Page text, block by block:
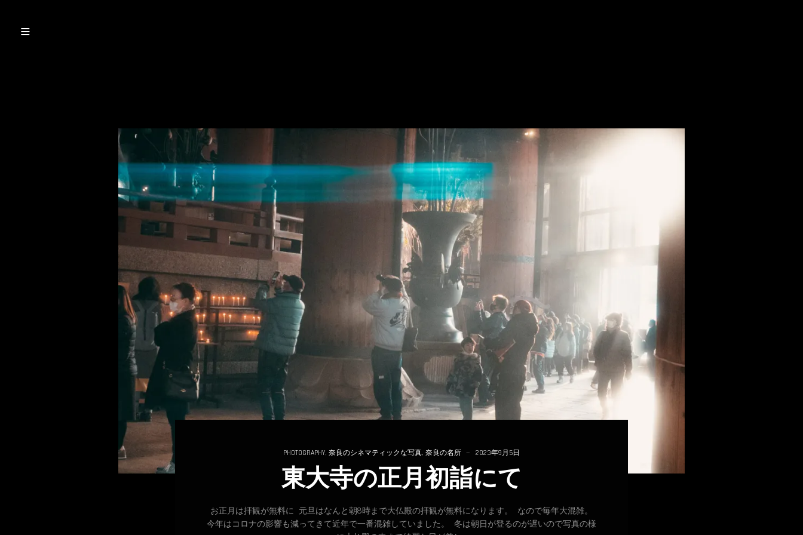
PHOTOGRAPHY, 奈良のシネマティックな写真, 奈良の名所 2023年9月5日
東大寺の正月初詣にて
お正月は拝観が無料に 元旦はなんと朝8時まで大仏殿の拝観が無料になります。 なので毎年大混雑。
今年はコロナの影響も減ってきて近年で一番混雑していました。 冬は朝日が登るのが遅いので写真の様